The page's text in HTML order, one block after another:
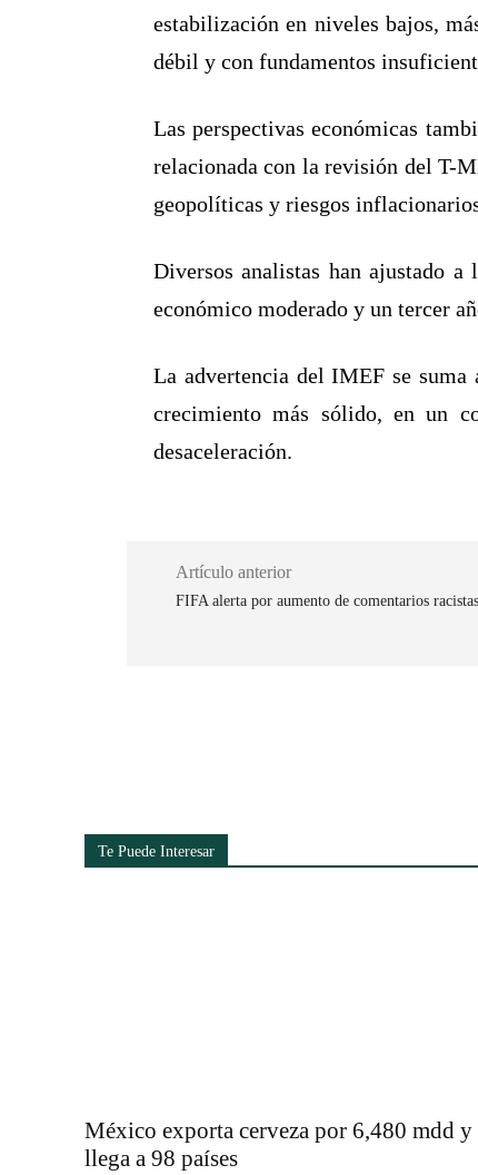
estabilización en niveles bajos,
débil y con fundamentos
Las perspectivas económicas
relacionada con la revisión del T-
geopolíticas y riesgos
Diversos analistas han ajustado
económico moderado y un tercer
La advertencia del IMEF se suma
crecimiento más sólido, en un
desaceleración.
Artículo anterior
FIFA alerta por aumento de comentarios
Te Puede Interesar
México exporta cerveza por 6,480 mdd y
llega a 98 países